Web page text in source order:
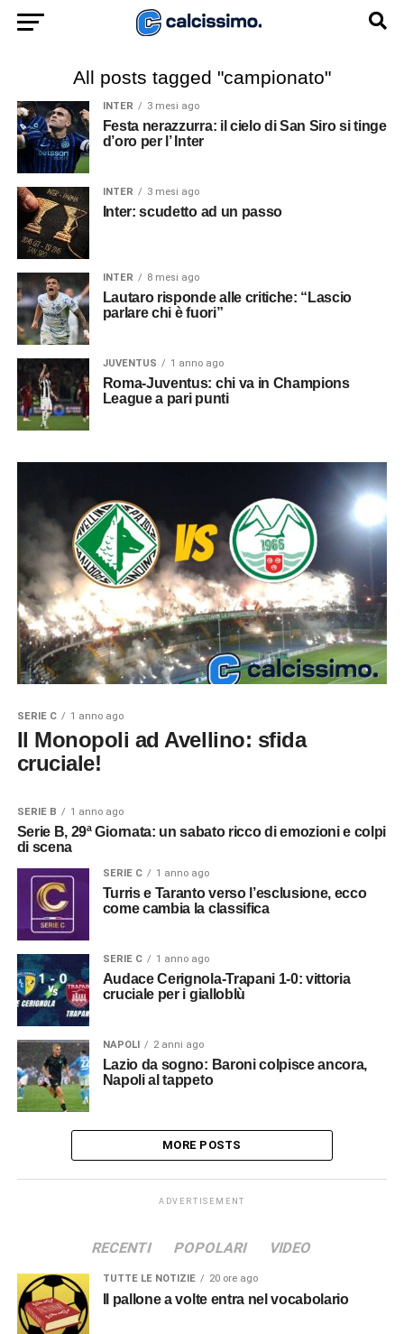
All posts tagged "campionato"
INTER 3 mesi ago
Festa nerazzurra: il cielo di San Siro si tinge
d’oro per l’ Inter
INTER 3 mesi ago
Inter: scudetto ad un passo
INTER 8 mesi ago
Lautaro risponde alle critiche: “Lascio
parlare chi è fuori”
JUVENTUS 1 anno ago
Roma-Juventus: chi va in Champions
League a pari punti
SERIE C 1 anno ago
Il Monopoli ad Avellino: sfida
cruciale!
SERIE B 1 anno ago
Serie B, 29ª Giornata: un sabato ricco di emozioni e colpi
di scena
SERIE C 1 anno ago
Turris e Taranto verso l’esclusione, ecco
come cambia la classifica
SERIE C 1 anno ago
Audace Cerignola-Trapani 1-0: vittoria
cruciale per i gialloblù
NAPOLI 2 anni ago
Lazio da sogno: Baroni colpisce ancora,
Napoli al tappeto
MORE POSTS
ADVERTISEMENT
RECENTI POPOLARI VIDEO
TUTTE LE NOTIZIE 20 ore ago
Il pallone a volte entra nel vocabolario